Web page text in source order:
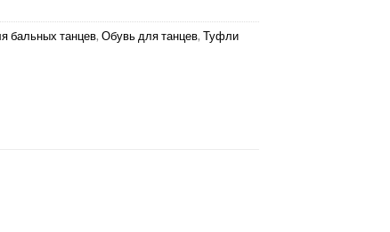
бальных танцев, Обувь для танцев, Туфли